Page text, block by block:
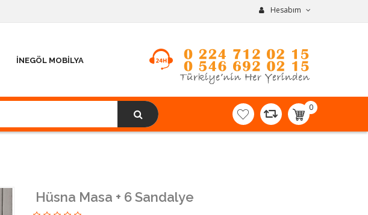
Hesabım
İNEGÖL MOBILYA
0
item(s)
-
Hüsna Masa + 6 Sandalye